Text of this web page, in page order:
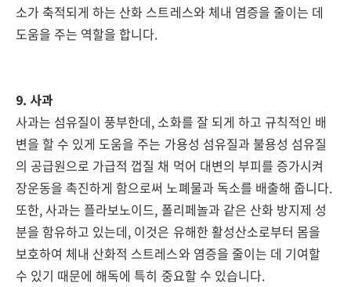
소가 축적되게 하는 산화 스트레스와 체내 염증을 줄이는 데
도움을 주는 역할을 합니다.
9. 사과
사과는 섬유질이 풍부한데, 소화를 잘 되게 하고 규칙적인 배
변을 할 수 있게 도움을 주는 가용성 섬유질과 불용성 섬유질
의 공급원으로 가급적 껍질 채 먹어 대변의 부피를 증가시켜
장운동을 촉진하게 함으로써 노폐물과 독소를 배출해 줍니다.
또한, 사과는 플라보노이드, 폴리페놀과 같은 산화 방지제 성
분을 함유하고 있는데, 이것은 유해한 활성산소로부터 몸을
보호하여 체내 산화적 스트레스와 염증을 줄이는 데 기여할
수 있기 때문에 해독에 특히 중요할 수 있습니다.